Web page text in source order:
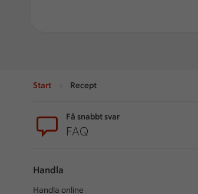
Start Recept
Få snabbt svar
FAQ
Handla
Handla online